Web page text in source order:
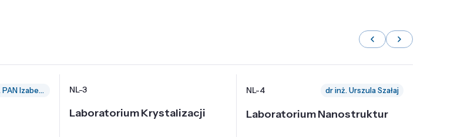
prof. dr hab., czł. koresp. PAN Izabella Grzegory NL-3
Laboratorium Krystalizacji
NL-4 dr inż. Urszula Szałaj
Laboratorium Nanostruktur